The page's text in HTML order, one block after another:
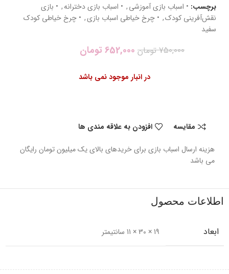
برچسب: • اسباب بازی آموزشی, • اسباب بازی دخترانه, • بازی
نقش‌آفرینی کودک, • چرخ خیاطی اسباب بازی, • چرخ خیاطی کودک
سفید
750,000 تومان 652,000 تومان
در انبار موجود نمی باشد
مقایسه افزودن به علاقه مندی ها
هزینه ارسال اسباب بازی برای خریدهای بالای یک میلیون تومان رایگان
می باشد
اطلاعات محصول
ابعاد 19 × 30 × 11 سانتیمتر